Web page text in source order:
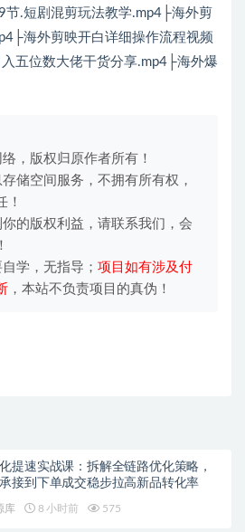
.短剧混剪玩法教学.mp4├海外剪
海外剪映开白详细操作流程视频
五位数大佬干货分享.mp4├海外爆
，版权归原作者所有！
储空间服务，不拥有所有权，
！
的版权利益，请联系我们，会
学，无指导； 项目如有涉及付
，本站不负责项目的真伪！
提速实战课：拆解全链路优化策略，
接到下单成交稳步拉高新品转化率
库 8 小时前 575